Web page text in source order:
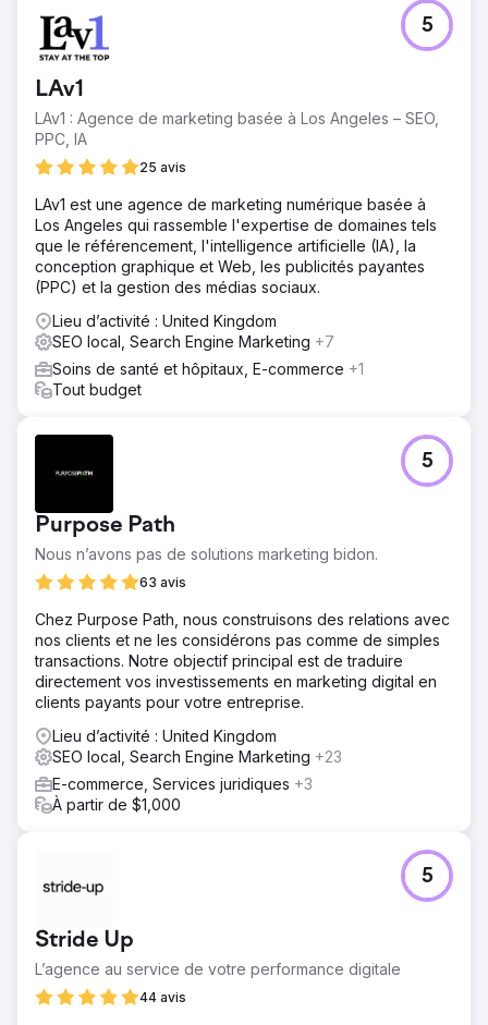
LAv1
LAv1 : Agence de marketing basée à Los Angeles – SEO,
PPC, IA
25 avis
5
LAv1 est une agence de marketing numérique basée à
Los Angeles qui rassemble l'expertise de domaines tels
que le référencement, l'intelligence artificielle (IA), la
conception graphique et Web, les publicités payantes
(PPC) et la gestion des médias sociaux.
Lieu d’activité : United Kingdom
SEO local, Search Engine Marketing +7
Soins de santé et hôpitaux, E-commerce +1
Tout budget
Purpose Path
Nous n’avons pas de solutions marketing bidon.
63 avis
5
Chez Purpose Path, nous construisons des relations avec
nos clients et ne les considérons pas comme de simples
transactions. Notre objectif principal est de traduire
directement vos investissements en marketing digital en
clients payants pour votre entreprise.
Lieu d’activité : United Kingdom
SEO local, Search Engine Marketing +23
E-commerce, Services juridiques +3
À partir de $1,000
Stride Up
L’agence au service de votre ‍performance digitale
44 avis
5